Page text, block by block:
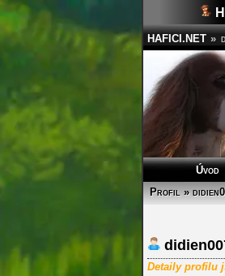
HAFICI.NET »
Úvod
Profil »
Detaily profilu